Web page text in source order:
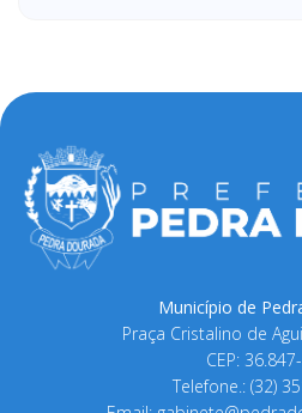
Município de
Praça Cristalino de
CEP:
Telefone.: (32)